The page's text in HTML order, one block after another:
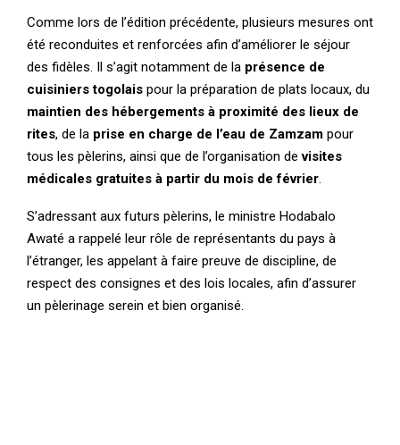
Comme lors de l’édition précédente, plusieurs mesures ont
été reconduites et renforcées afin d’améliorer le séjour
des fidèles. Il s’agit notamment de la présence de
cuisiniers togolais pour la préparation de plats locaux, du
maintien des hébergements à proximité des lieux de
rites, de la prise en charge de l’eau de Zamzam pour
tous les pèlerins, ainsi que de l’organisation devisites
médicales gratuites à partir du mois de février
S’adressant aux futurs pèlerins, le ministre Hodabalo
Awaté a rappelé leur rôle de représentants du pays à
l’étranger, les appelant à faire preuve de discipline, de
respect des consignes et des lois locales, afin d’assurer
un pèlerinage serein et bien organisé.